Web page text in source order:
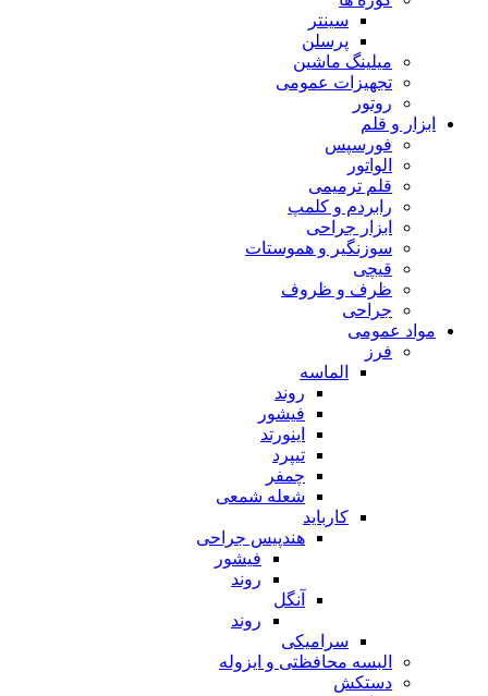
سینتر
پرسلن
میلینگ ماشین
تجهیزات عمومی
روتور
ابزار و قلم
فورسپس
الواتور
قلم ترمیمی
رابردم و کلمپ
ابزار جراحی
سوزنگیر و هموستات
قیچی
ظرف و ظروف
جراحی
مواد عمومی
فرز
الماسه
روند
فیشور
اینورتد
تیپرد
چمفر
شعله شمعی
کارباید
هندپیس جراحی
فیشور
روند
آنگل
روند
سرامیکی
البسه محافظتی و ایزوله
دستکش